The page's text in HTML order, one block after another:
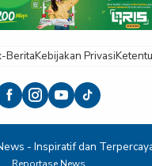
BeritaKebijakan Privasi
- Inspiratif dan
Reportase News